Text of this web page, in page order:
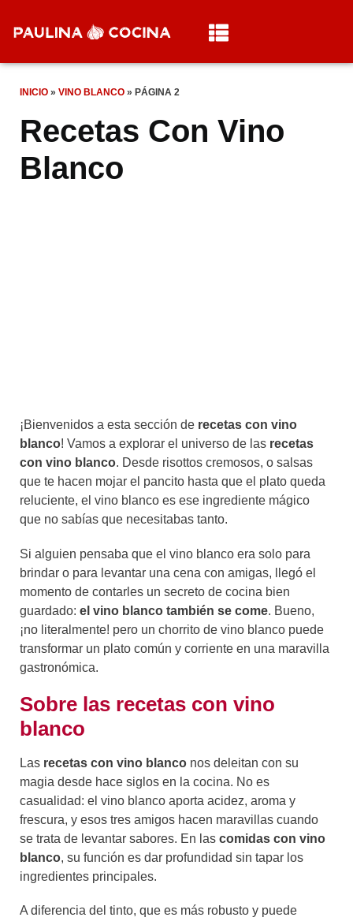
INICIO » VINO BLANCO » PÁGINA 2
Recetas Con Vino
Blanco
¡Bienvenidos a esta sección de recetas con vino
blanco! Vamos a explorar el universo de las recetas
con vino blanco. Desde risottos cremosos, o salsas
que te hacen mojar el pancito hasta que el plato queda
reluciente, el vino blanco es ese ingrediente mágico
que no sabías que necesitabas tanto.
Si alguien pensaba que el vino blanco era solo para
brindar o para levantar una cena con amigas, llegó el
momento de contarles un secreto de cocina bien
guardado: el vino blanco también se come. Bueno,
¡no literalmente! pero un chorrito de vino blanco puede
transformar un plato común y corriente en una maravilla
gastronómica.
Sobre las recetas con vino
blanco
Las recetas con vino blanco nos deleitan con su
magia desde hace siglos en la cocina. No es
casualidad: el vino blanco aporta acidez, aroma y
frescura, y esos tres amigos hacen maravillas cuando
se trata de levantar sabores. En las comidas con vino
blanco, su función es dar profundidad sin tapar los
ingredientes principales.
A diferencia del tinto, que es más robusto y puede